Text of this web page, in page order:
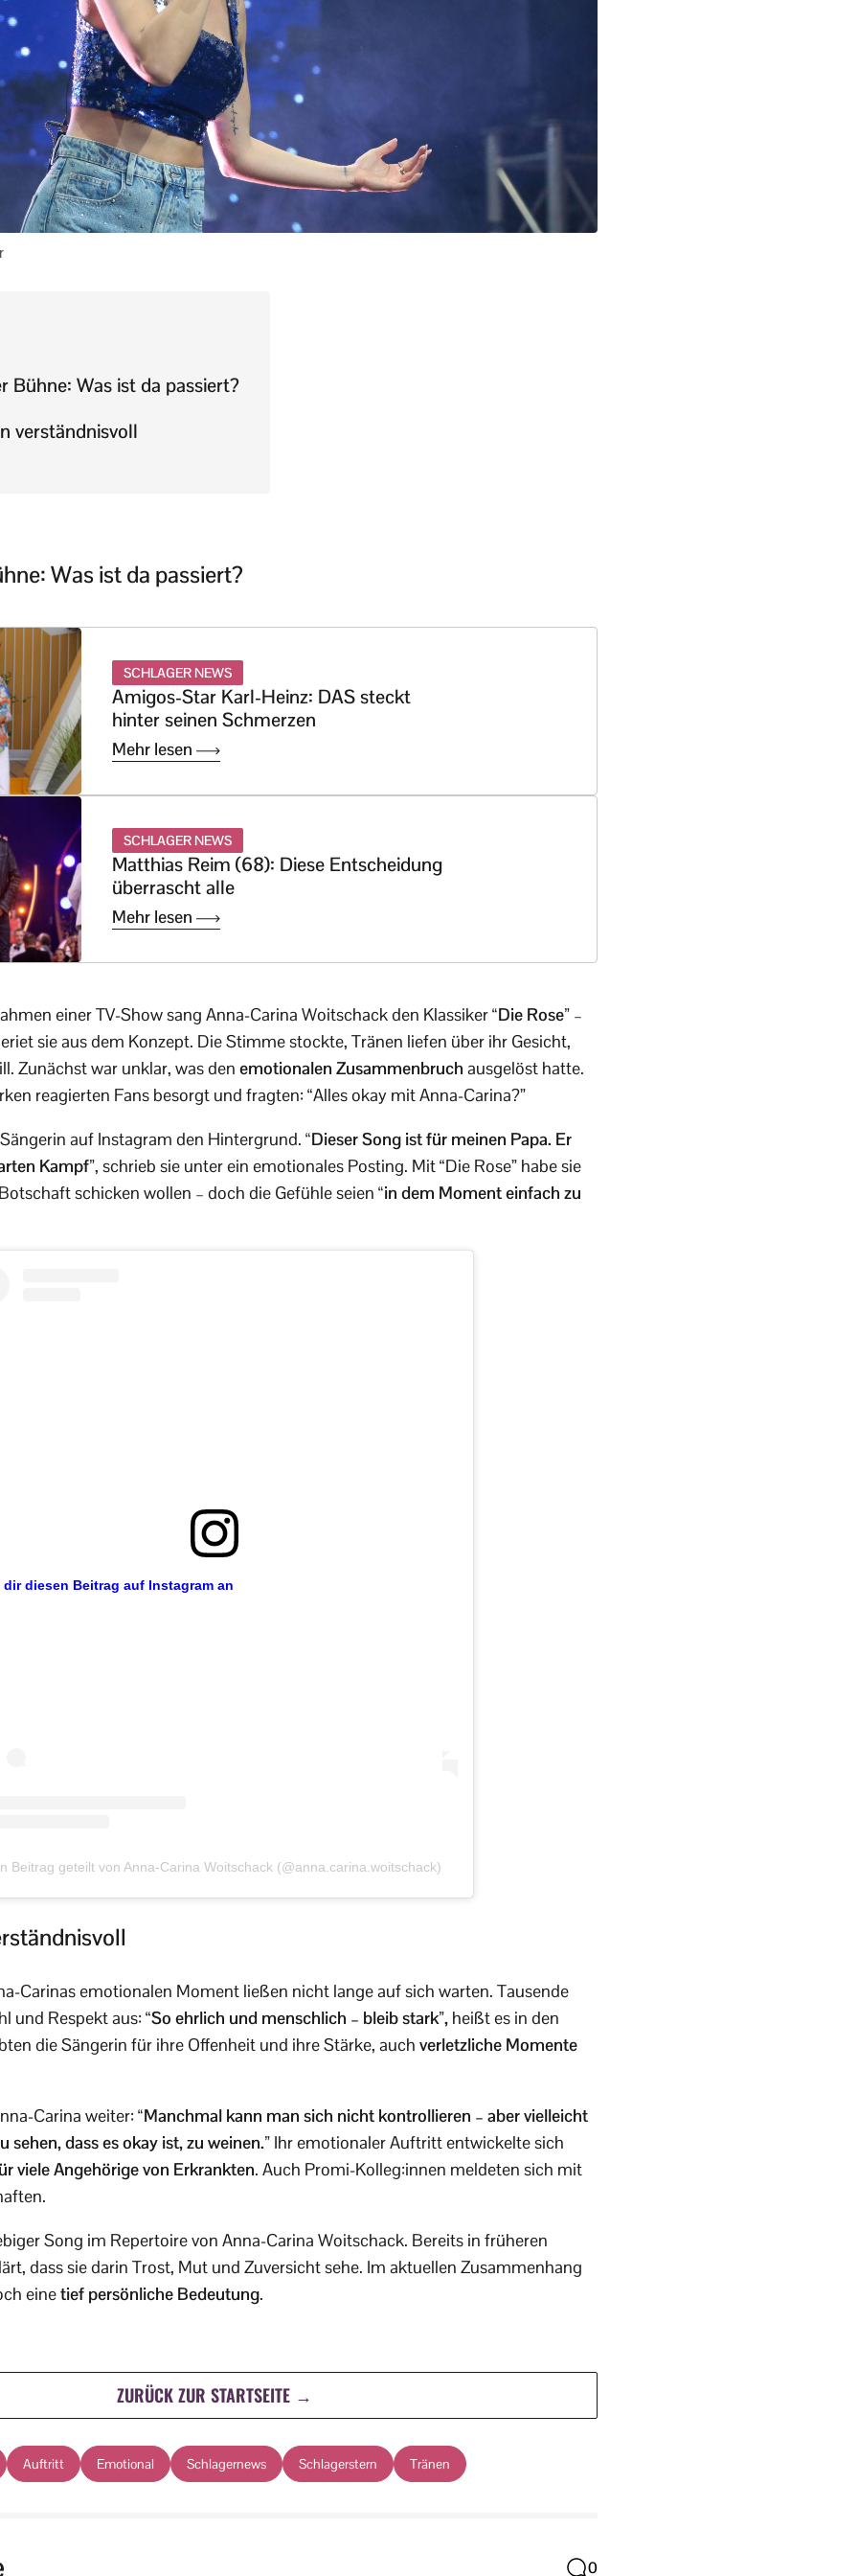
Bühne: Was ist da passiert?
verständnisvoll
Was ist da passiert?
SCHLAGER NEWS
Amigos-Star Karl-Heinz: DAS steckt
hinter seinen Schmerzen
Mehr lesen
SCHLAGER NEWS
Matthias Reim (68): Diese Entscheidung
überrascht alle
Mehr lesen
einer TV-Show sang Anna-Carina Woitschack den Klassiker“Die Rose” –
sie aus dem Konzept. Die Stimme stockte, Tränen liefen über ihr Gesicht,
Zunächst war unklar, was den emotionalen Zusammenbruch ausgelöst hatte.
reagierten Fans besorgt und fragten: “Alles okay mit Anna-Carina?”
auf Instagram den Hintergrund. “Dieser Song ist für meinen Papa. Er
Kampf”, schrieb sie unter ein emotionales Posting. Mit “Die Rose” habe sie
schicken wollen – doch die Gefühle seien “in dem Moment einfach zu
dir diesen Beitrag auf Instagram an
Beitrag geteilt von Anna-Carina Woitschack (@anna.carina.woitschack)
Carinas emotionalen Moment ließen nicht lange auf sich warten. Tausende
und Respekt aus: “So ehrlich und menschlich – bleib stark”, heißt es in den
die Sängerin für ihre Offenheit und ihre Stärke, auch verletzliche Momente
Carina weiter: “Manchmal kann man sich nicht kontrollieren – aber vielleicht
sehen, dass es okay ist, zu weinen.” Ihr emotionaler Auftritt entwickelte sich
viele Angehörige von Erkrankten. Auch Promi-Kolleg:innen meldeten sich mit
Song im Repertoire von Anna-Carina Woitschack. Bereits in früheren
dass sie darin Trost, Mut und Zuversicht sehe. Im aktuellen Zusammenhang
einetief persönliche Bedeutung.
ZURÜCK ZUR STARTSEITE →
Auftritt Emotional Schlagernews Schlagerstern Tränen
0